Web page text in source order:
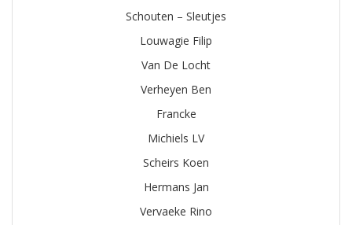
Schouten – Sleutjes
Louwagie Filip
Van De Locht
Verheyen Ben
Francke
Michiels LV
Scheirs Koen
Hermans Jan
Vervaeke Rino